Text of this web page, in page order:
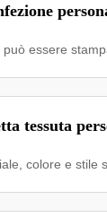
può essere
tessuta
colore e stile